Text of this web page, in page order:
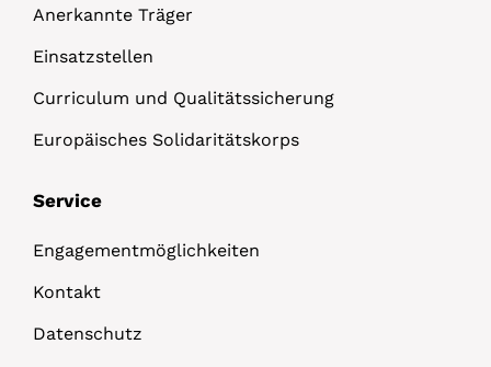
Anerkannte Träger
Einsatzstellen
Curriculum und Qualitätssicherung
Europäisches Solidaritätskorps
Service
Engagementmöglichkeiten
Kontakt
Datenschutz